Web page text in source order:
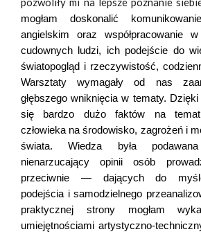
mogłam doskonalić
angielskim oraz współpracowanie
cudownych ludzi, ich podejście do
światopogląd i rzeczywistość,
Warsztaty wymagały od nas
głębszego wniknięcia w tematy. Dzięki
się bardzo dużo faktów na temat
człowieka na środowisko, zagrożeń i
świata. Wiedza była
nienarzucający opinii osób
przeciwnie — dających do
podejścia i samodzielnego
praktycznej strony mogłam
umiejętnościami artystyczno-